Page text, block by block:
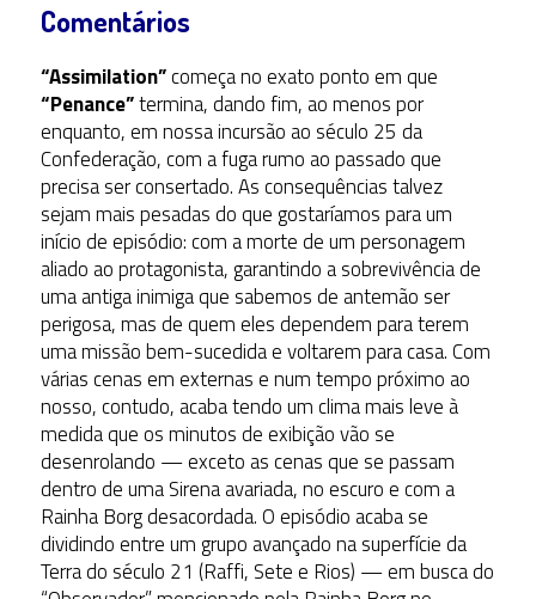
Comentários
“Assimilation”começa no exato ponto em que
“Penance”termina, dando fim, ao menos por
enquanto, em nossa incursão ao século 25 da
Confederação, com a fuga rumo ao passado que
precisa ser consertado. As consequências talvez
sejam mais pesadas do que gostaríamos para um
início de episódio: com a morte de um personagem
aliado ao protagonista, garantindo a sobrevivência de
uma antiga inimiga que sabemos de antemão ser
perigosa, mas de quem eles dependem para terem
uma missão bem-sucedida e voltarem para casa. Com
várias cenas em externas e num tempo próximo ao
nosso, contudo, acaba tendo um clima mais leve à
medida que os minutos de exibição vão se
desenrolando — exceto as cenas que se passam
dentro de uma Sirena avariada, no escuro e com a
Rainha Borg desacordada. O episódio acaba se
dividindo entre um grupo avançado na superfície da
Terra do século 21 (Raffi, Sete e Rios) — em busca do